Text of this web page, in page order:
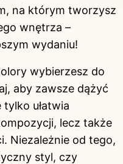
na którym tworzysz
wnętrza –
wydaniu!
wybierzesz do
aby zawsze dążyć
tylko ułatwia
lecz także
Niezależnie od tego,
styl, czy